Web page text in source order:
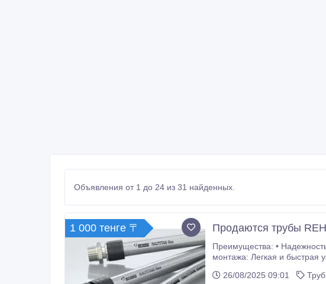
Объявления от 1 до 24 из 31 найденных.
1 000 тенге 〒 Продаются трубы
Преимущества: • Надежность и долговечность: Срок службы до 50 лет, устойчивость к коррозии и отложениям. • Простота
монтажа: Легкая и быстрая установка
26/08/2025 09:01